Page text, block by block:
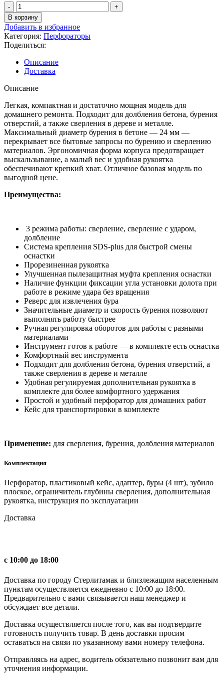
Количество
товара
Перфоратор
электрический
P.I.T.
PBH24-
C
В корзину
Добавить в избранное
Категория: Перфораторы
Поделиться:
Описание
Доставка
Описание
Легкая, компактная и достаточно мощная модель для
домашнего ремонта. Подходит для долбления бетона, бурения
отверстий, а также сверления в дереве и металле.
Максимальный диаметр бурения в бетоне — 24 мм —
перекрывает все бытовые запросы по бурению и сверлению
материалов. Эргономичная форма корпуса предотвращает
выскальзывание, а малый вес и удобная рукоятка
обеспечивают крепкий хват. Отличное базовая модель по
выгодной цене.
Преимущества:
3 режима работы: сверление, сверление с ударом,
долбление
Система крепления SDS-plus для быстрой смены
оснастки
Прорезиненная рукоятка
Улучшенная пылезащитная муфта крепления оснастки
Наличие функции фиксации угла установки долота при
работе в режиме удара без вращения
Реверс для извлечения бура
Значительные диаметр и скорость бурения позволяют
выполнять работу быстрее
Ручная регулировка оборотов для работы с разными
материалами
Инструмент готов к работе — в комплекте есть оснастка
Комфортный вес инструмента
Подходит для долбления бетона, бурения отверстий, а
также сверления в дереве и металле
Удобная регулируемая дополнительная рукоятка в
комплекте для более комфортного удержания
Простой и удобный перфоратор для домашних работ
Кейс для транспортировки в комплекте
Применение: для сверления, бурения, долбления материалов
Комплектация
Перфоратор, пластиковый кейс, адаптер, буры (4 шт), зубило
плоское, ограничитель глубины сверления, дополнительная
рукоятка, инструкция по эксплуатации
Доставка
с 10:00 до 18:00
Доставка по городу Стерлитамак и близлежащим населенным
пунктам осуществляется ежедневно с 10:00 до 18:00.
Предварительно с вами связывается наш менеджер и
обсуждает все детали.
Доставка осуществляется после того, как вы подтвердите
готовность получить товар. В день доставки просим
оставаться на связи по указанному вами номеру телефона.
Отправляясь на адрес, водитель обязательно позвонит вам для
уточнения информации.